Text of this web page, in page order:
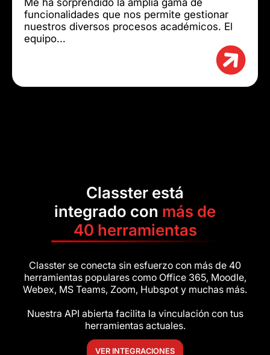
Me ha sorprendido la amplia gama de
funcionalidades que nos permite gestionar
nuestros diversos procesos académicos. El
equipo...
Classter está
integrado con más de
40 herramientas
Classter se conecta sin esfuerzo con más de 40
herramientas populares como Office 365, Moodle,
Webex, MS Teams, Zoom, Hubspot y muchas más.
Nuestra API abierta facilita la vinculación con tus
herramientas actuales.
VER INTEGRACIONES